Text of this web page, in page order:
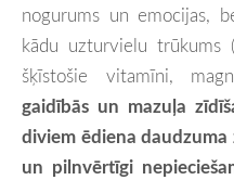
nogurums un emocijas,
kādu uzturvielu trūkums
šķīstošie vitamīni,
gaidībās un mazuļa
diviem ēdiena
un pilnvērtīgi